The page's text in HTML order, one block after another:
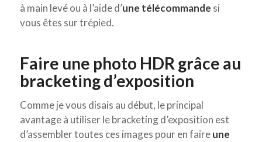
à main levé ou à l’aide d’une télécommande si
vous êtes sur trépied.
Faire une photo HDR grâce au
bracketing d’exposition
Comme je vous disais au début, le principal
avantage à utiliser le bracketing d’exposition est
d’assembler toutes ces images pour en faireune